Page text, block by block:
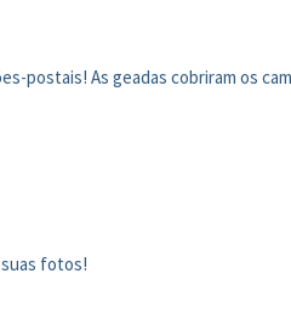
As geadas cobriram os
fotos!